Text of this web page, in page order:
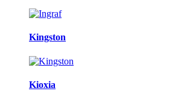
Kingston
Kioxia